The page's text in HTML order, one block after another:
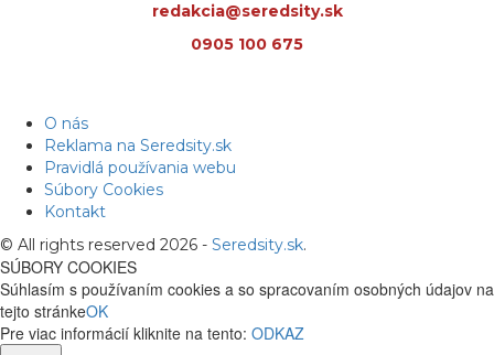
redakcia@seredsity.sk
0905 100 675
O nás
Reklama na Seredsity.sk
Pravidlá používania webu
Súbory Cookies
Kontakt
© All rights reserved 2026 - Seredsity.sk.
SÚBORY COOKIES
Súhlasím s používaním cookies a so spracovaním osobných údajov na
tejto stránkeOK
Pre viac informácií kliknite na tento: ODKAZ